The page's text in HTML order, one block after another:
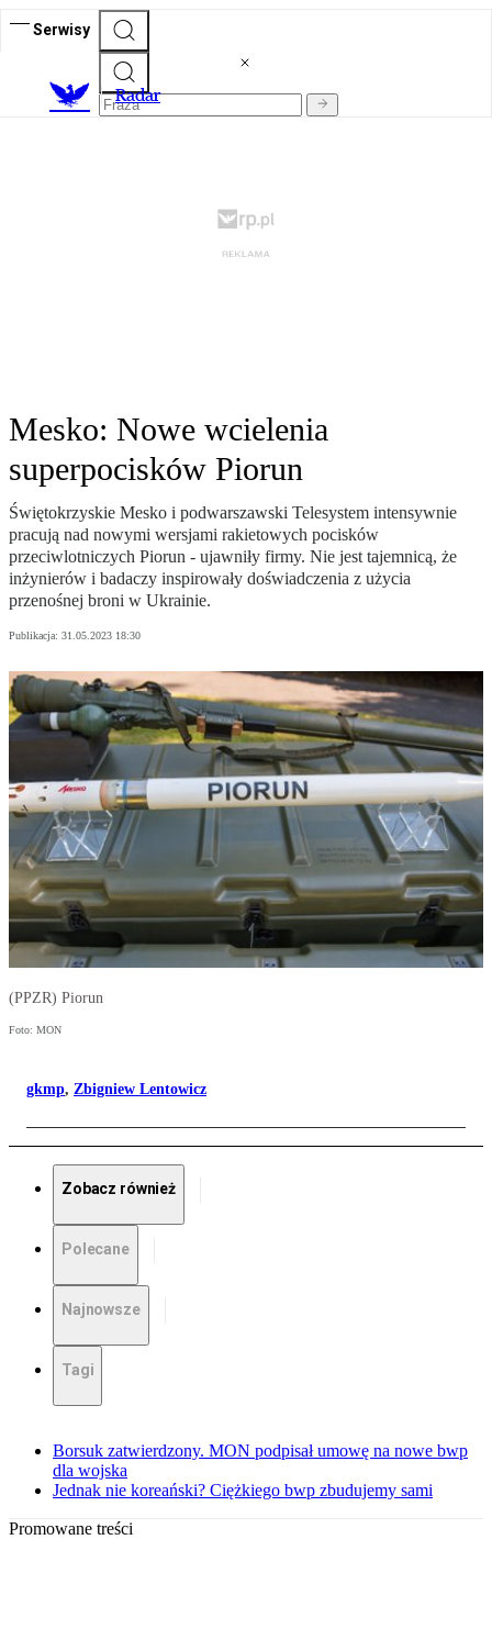
Serwisy
Radar
Mesko: Nowe wcielenia
superpocisków Piorun
Świętokrzyskie Mesko i podwarszawski Telesystem intensywnie
pracują nad nowymi wersjami rakietowych pocisków
przeciwlotniczych Piorun - ujawniły firmy. Nie jest tajemnicą, że
inżynierów i badaczy inspirowały doświadczenia z użycia
przenośnej broni w Ukrainie.
Publikacja: 31.05.2023 18:30
(PPZR) Piorun
Foto: MON
gkmp, Zbigniew Lentowicz
Zobacz również
Polecane
Najnowsze
Tagi
Borsuk zatwierdzony. MON podpisał umowę na nowe bwp
dla wojska
Jednak nie koreański? Ciężkiego bwp zbudujemy sami
Promowane treści